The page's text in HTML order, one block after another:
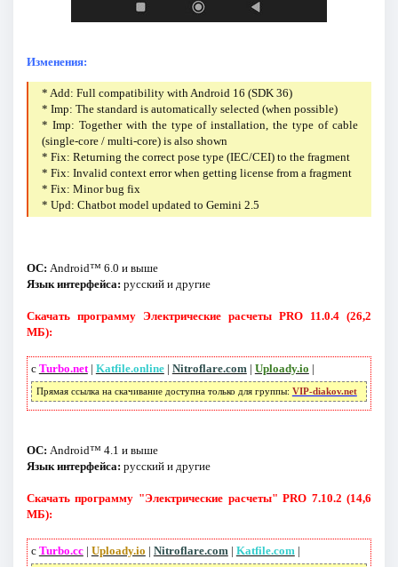
Изменения:
* Add: Full compatibility with Android 16 (SDK 36)
* Imp: The standard is automatically selected (when possible)
* Imp: Together with the type of installation, the type of cable
(single-core / multi-core) is also shown
* Fix: Returning the correct pose type (IEC/CEI) to the fragment
* Fix: Invalid context error when getting license from a fragment
* Fix: Minor bug fix
* Upd: Chatbot model updated to Gemini 2.5
ОС: Android™ 6.0 и выше
Язык интерфейса: русский и другие
Скачать программу Электрические расчеты PRO 11.0.4 (26,2
МБ):
с Turbo.net| Katfile.online| Nitroflare.com | Uploady.io |
Прямая ссылка на скачивание доступна только для группы: VIP-diakov.net
ОС: Android™ 4.1 и выше
Язык интерфейса: русский и другие
Скачать программу "Электрические расчеты" PRO 7.10.2 (14,6
МБ):
с Turbo.cc| Uploady.io | Nitroflare.com | Katfile.com |